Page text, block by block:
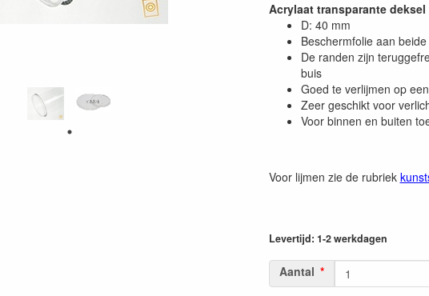
Acrylaat transparante deksel
D: 40 mm
Beschermfolie aan
De randen zijn
buis
Goed te verlijmen op
Zeer geschikt voor
Voor binnen en buiten
Voor lijmen zie de rubriek
Levertijd: 1-2 werkdagen
Aantal